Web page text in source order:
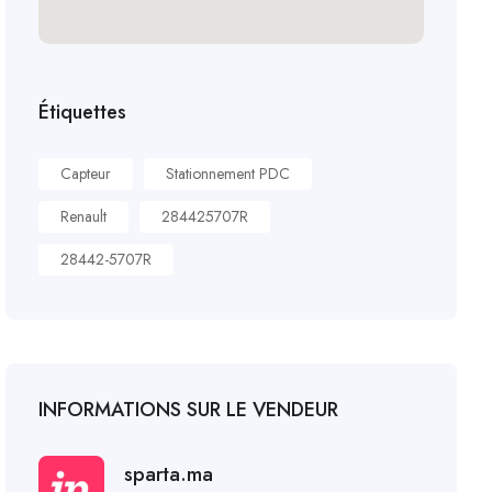
Étiquettes
Capteur
Stationnement PDC
Renault
284425707R
28442-5707R
INFORMATIONS SUR LE VENDEUR
sparta.ma